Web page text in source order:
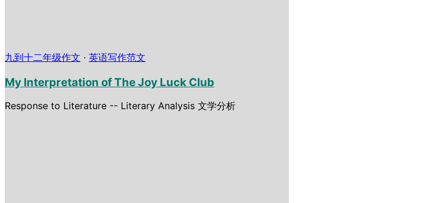
九到十二年级作文 · 英语写作范文
My Interpretation of The Joy Luck Club
Response to Literature -- Literary Analysis 文学分析